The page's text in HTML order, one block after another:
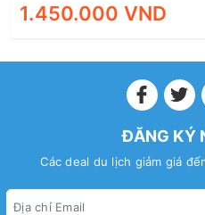
1.450.000 VND
ĐĂNG KÝ
Các deal du lịch giảm giá